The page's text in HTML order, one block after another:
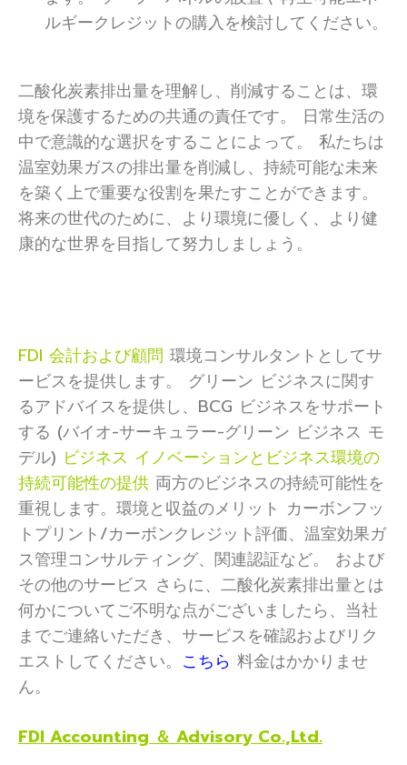
ルギークレジットの購入を検討してください。
二酸化炭素排出量を理解し、削減することは、環
境を保護するための共通の責任です。 日常生活の
中で意識的な選択をすることによって。 私たちは
温室効果ガスの排出量を削減し、持続可能な未来
を築く上で重要な役割を果たすことができます。
将来の世代のために、より環境に優しく、より健
康的な世界を目指して努力しましょう。
FDI 会計および顧問 環境コンサルタントとしてサ
ービスを提供します。 グリーン ビジネスに関す
るアドバイスを提供し、BCG ビジネスをサポート
する (バイオ-サーキュラー-グリーン ビジネス モ
デル) ビジネス イノベーションとビジネス環境の
持続可能性の提供 両方のビジネスの持続可能性を
重視します。環境と収益のメリット カーボンフッ
トプリント/カーボンクレジット評価、温室効果ガ
ス管理コンサルティング、関連認証など。 および
その他のサービス さらに、二酸化炭素排出量とは
何かについてご不明な点がございましたら、当社
までご連絡いただき、サービスを確認およびリク
エストしてください。 こちら 料金はかかりませ
ん。
FDI Accounting ＆ Advisory Co.,Ltd.